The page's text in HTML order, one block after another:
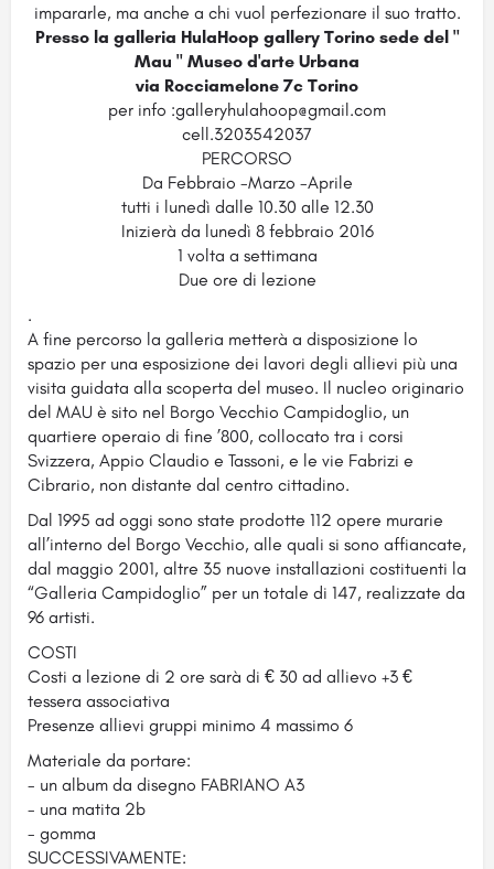
impararle, ma anche a chi vuol perfezionare il suo tratto.
Presso la galleria HulaHoop gallery Torino sede del "
Mau " Museo d'arte Urbana
via Rocciamelone 7c Torino
per info :galleryhulahoop@gmail.com
cell.3203542037
PERCORSO
Da Febbraio -Marzo -Aprile
tutti i lunedì dalle 10.30 alle 12.30
Inizierà da lunedì 8 febbraio 2016
1 volta a settimana
Due ore di lezione
.
A fine percorso la galleria metterà a disposizione lo
spazio per una esposizione dei lavori degli allievi più una
visita guidata alla scoperta del museo. Il nucleo originario
del MAU è sito nel Borgo Vecchio Campidoglio, un
quartiere operaio di fine ’800, collocato tra i corsi
Svizzera, Appio Claudio e Tassoni, e le vie Fabrizi e
Cibrario, non distante dal centro cittadino.
Dal 1995 ad oggi sono state prodotte 112 opere murarie
all’interno del Borgo Vecchio, alle quali si sono affiancate,
dal maggio 2001, altre 35 nuove installazioni costituenti la
“Galleria Campidoglio” per un totale di 147, realizzate da
96 artisti.
COSTI
Costi a lezione di 2 ore sarà di € 30 ad allievo +3 €
tessera associativa
Presenze allievi gruppi minimo 4 massimo 6
Materiale da portare:
- un album da disegno FABRIANO A3
- una matita 2b
- gomma
SUCCESSIVAMENTE: